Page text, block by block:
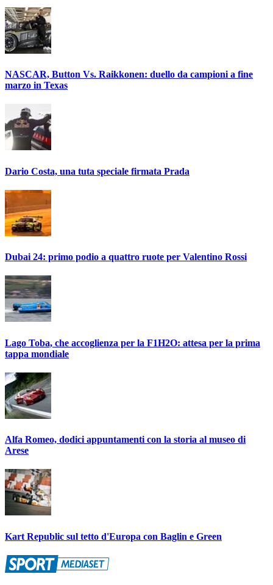
NASCAR, Button Vs. Raikkonen: duello da campioni a fine
marzo in Texas
Dario Costa, una tuta speciale firmata Prada
Dubai 24: primo podio a quattro ruote per Valentino Rossi
Lago Toba, che accoglienza per la F1H2O: attesa per la prima
tappa mondiale
Alfa Romeo, dodici appuntamenti con la storia al museo di
Arese
Kart Republic sul tetto d'Europa con Baglin e Green